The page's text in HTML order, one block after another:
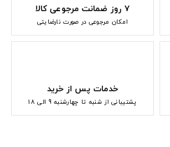
۷ روز ضمانت مرجوعی کالا
امکان مرجوعی در صورت نارضایتی
خدمات پس از خرید
پشتیبانی از شنبه تا چهارشنبه 9 الی 18